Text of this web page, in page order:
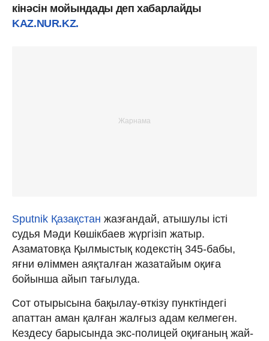
кінәсін мойындады деп хабарлайды
KAZ.NUR.KZ.
Sputnik Қазақстан жазғандай, атышулы істі
судья Мәди Көшікбаев жүргізіп жатыр.
Азаматовқа Қылмыстық кодекстің 345-бабы,
яғни өліммен аяқталған жазатайым оқиға
бойынша айып тағылуда.
Сот отырысына бақылау-өткізу пунктіндегі
апаттан аман қалған жалғыз адам келмеген.
Кездесу барысында экс-полицей оқиғаның жай-